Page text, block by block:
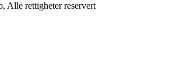
Alle rettigheter reservert